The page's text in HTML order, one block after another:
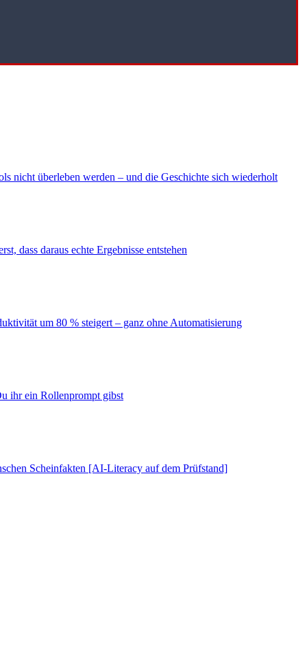
nicht überleben werden – und die Geschichte sich wiederholt
dass daraus echte Ergebnisse entstehen
um 80 % steigert – ganz ohne Automatisierung
ihr ein Rollenprompt gibst
Scheinfakten [AI-Literacy auf dem Prüfstand]